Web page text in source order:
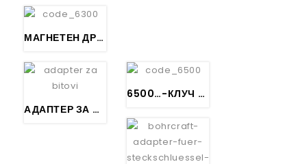
МАГНЕТЕН ДРЖАЧ СО ПРСТЕН ЗА БИТОВИ 1/4″
АДАПТЕР ЗА БИТОВИ – Antrieb 1/2″ na 1/4″
6500…-КЛУЧ ЗА САМОРЕЗНИ ЗАВРТКИ СО МАГНЕТ – Antrieb 1/4″ na SW…